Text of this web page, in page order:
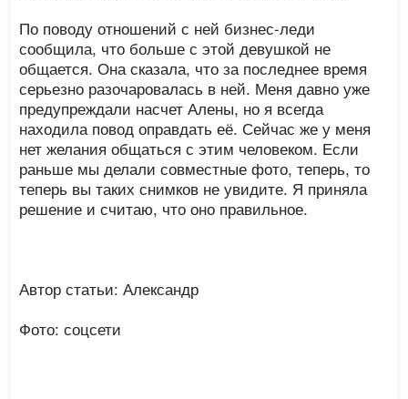
По поводу отношений с ней бизнес-леди
сообщила, что больше с этой девушкой не
общается. Она сказала, что за последнее время
серьезно разочаровалась в ней. Меня давно уже
предупреждали насчет Алены, но я всегда
находила повод оправдать её. Сейчас же у меня
нет желания общаться с этим человеком. Если
раньше мы делали совместные фото, теперь, то
теперь вы таких снимков не увидите. Я приняла
решение и считаю, что оно правильное.
Автор статьи: Александр
Фото: соцсети